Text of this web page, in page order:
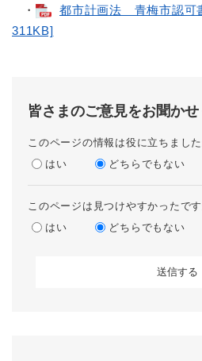
・
都市計画法 青梅市認可
311KB]
皆さまのご意見をお聞か
このページの情報は役に立ちました
はい
どちらでもない
このページは見つけやすかったです
はい
どちらでもない